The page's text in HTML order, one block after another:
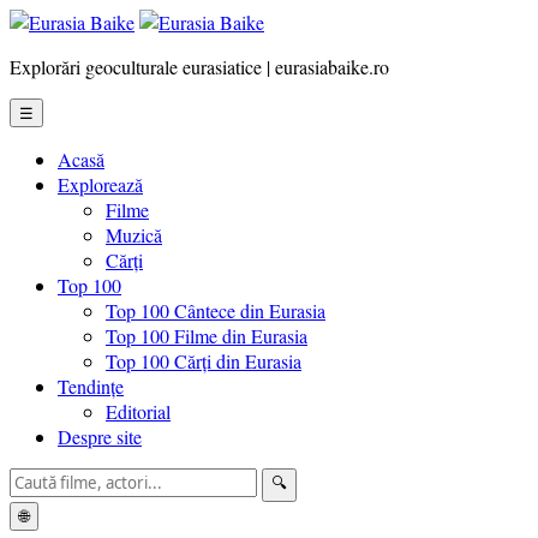
Explorări geoculturale eurasiatice | eurasiabaike.ro
☰
Acasă
Explorează
Filme
Muzică
Cărți
Top 100
Top 100 Cântece din Eurasia
Top 100 Filme din Eurasia
Top 100 Cărți din Eurasia
Tendințe
Editorial
Despre site
🔍
🌐